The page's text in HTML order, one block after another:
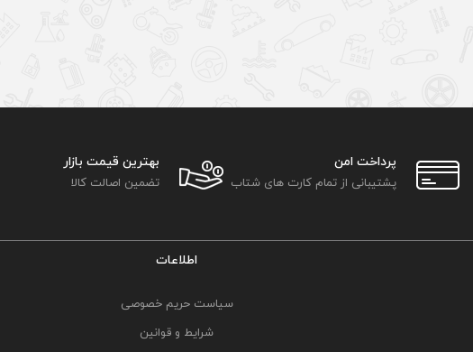
پرداخت امن
پشتیبانی از تمام کارت های شتاب
بهترین قیمت بازار
تضمین اصالت کالا
اطلاعات
سیاست حریم خصوصی
شرایط و قوانین